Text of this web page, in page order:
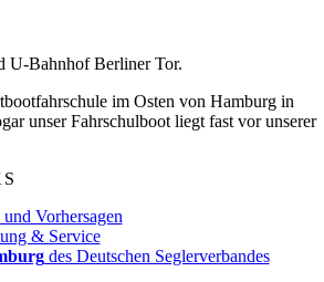
U-Bahnhof Berliner Tor.
im Osten von Hamburg in
unser Fahrschulboot liegt fast vor unserer
Vorhersagen
& Service
des Deutschen Seglerverbandes